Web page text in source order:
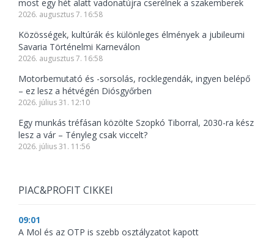
most egy hét alatt vadonatújra cserélnek a szakemberek
2026. augusztus 7. 16:58
Közösségek, kultúrák és különleges élmények a jubileumi
Savaria Történelmi Karneválon
2026. augusztus 7. 16:58
Motorbemutató és -sorsolás, rocklegendák, ingyen belépő
– ez lesz a hétvégén Diósgyőrben
2026. július 31. 12:10
Egy munkás tréfásan közölte Szopkó Tiborral, 2030-ra kész
lesz a vár – Tényleg csak viccelt?
2026. július 31. 11:56
PIAC&PROFIT CIKKEI
09:01
A Mol és az OTP is szebb osztályzatot kapott